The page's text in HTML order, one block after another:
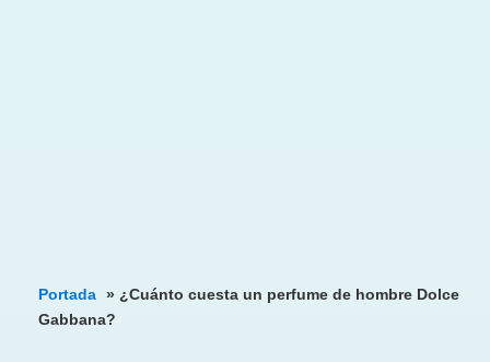
Portada » ¿Cuánto cuesta un perfume de hombre Dolce
Gabbana?